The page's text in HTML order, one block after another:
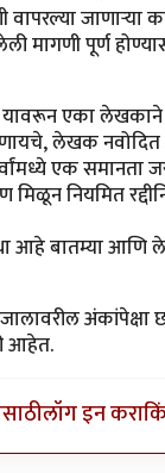
जाणाऱ्या
मागणी पूर्ण
यावरून एका
लेखक नवोदित
एक समानता
नियमित
आहे बातम्या आणि
अंकांपेक्षा
आहेत.
लॉग इन करा